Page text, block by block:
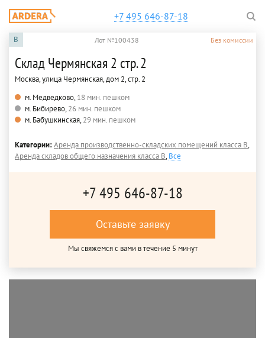
+7 495 646-87-18
B Лот №100438 Без комиссии
Склад Чермянская 2 стр. 2
Москва, улица Чермянская, дом 2, стр. 2
м. Медведково,18 мин. пешком
м. Бибирево,26 мин. пешком
м. Бабушкинская,29 мин. пешком
Категории:Аренда производственно-складских помещений класса B,
Аренда складов общего назначения класса B,Все
+7 495 646-87-18
Оставьте заявку
Мы свяжемся с вами в течение 5 минут